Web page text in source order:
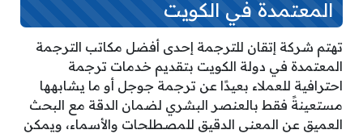
المعتمدة في الكويت
تهتم شركة إتقان للترجمة إحدى أفضل مكاتب الترجمة
المعتمدة في دولة الكويت بتقديم خدمات ترجمة
احترافية للعملاء بعيدًا عن ترجمة جوجل أو ما يشابهها
مستعينةً فقط بالعنصر البشري لضمان الدقة مع البحث
العميق عن المعنى الدقيق للمصطلحات والأسماء، ويمكن